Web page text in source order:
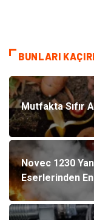
BUNLARI
Mutfakta Sıfır
Novec 1230
Eserlerinden